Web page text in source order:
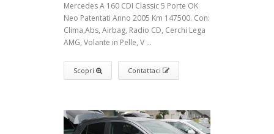
Mercedes A 160 CDI Classic 5 Porte OK
Neo Patentati Anno 2005 Km 147500. Con:
Clima,Abs, Airbag, Radio CD, Cerchi Lega
AMG, Volante in Pelle, V ...
Scopri Contattaci